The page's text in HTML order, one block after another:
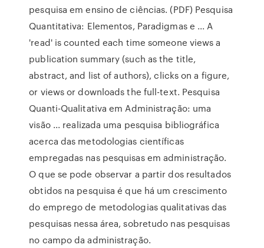
pesquisa em ensino de ciências. (PDF) Pesquisa
Quantitativa: Elementos, Paradigmas e ... A
'read' is counted each time someone views a
publication summary (such as the title,
abstract, and list of authors), clicks on a figure,
or views or downloads the full-text. Pesquisa
Quanti-Qualitativa em Administração: uma
visão ... realizada uma pesquisa bibliográfica
acerca das metodologias científicas
empregadas nas pesquisas em administração.
O que se pode observar a partir dos resultados
obtidos na pesquisa é que há um crescimento
do emprego de metodologias qualitativas das
pesquisas nessa área, sobretudo nas pesquisas
no campo da administração.